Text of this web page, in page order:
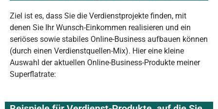
Ziel ist es, dass Sie die Verdienstprojekte finden, mit
denen Sie Ihr Wunsch-Einkommen realisieren und ein
seriöses sowie stabiles Online-Business aufbauen können
(durch einen Verdienstquellen-Mix). Hier eine kleine
Auswahl der aktuellen Online-Business-Produkte meiner
Superflatrate: